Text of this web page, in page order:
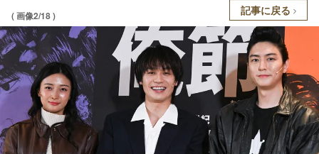
( 画像2/18 ) 記事に戻る